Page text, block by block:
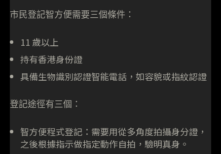
市民登記智方便需要三個條件：
11 歲以上
持有香港身份證
具備生物識別認證智能電話，如容貌或指紋認證
登記途徑有三個：
智方便程式登記：需要用從多角度拍攝身分證，
之後根據指示做指定動作自拍，驗明真身。